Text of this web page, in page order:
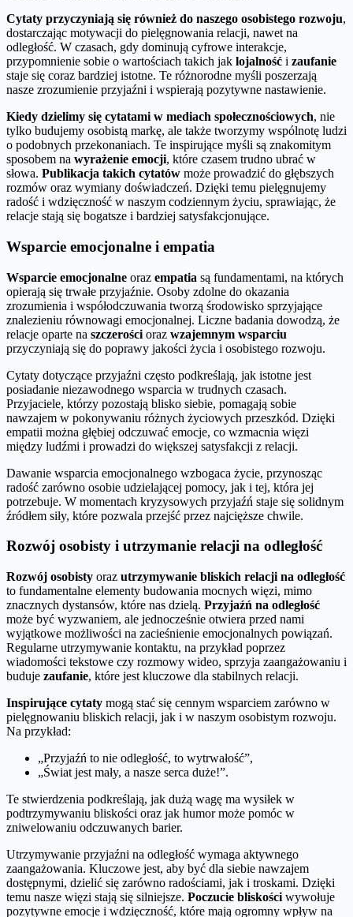
Cytaty przyczyniają się również do naszego osobistego rozwoju,
dostarczając motywacji do pielęgnowania relacji, nawet na
odległość. W czasach, gdy dominują cyfrowe interakcje,
przypomnienie sobie o wartościach takich jak lojalność i zaufanie
staje się coraz bardziej istotne. Te różnorodne myśli poszerzają
nasze zrozumienie przyjaźni i wspierają pozytywne nastawienie.
Kiedy dzielimy się cytatami w mediach społecznościowych, nie
tylko budujemy osobistą markę, ale także tworzymy wspólnotę ludzi
o podobnych przekonaniach. Te inspirujące myśli są znakomitym
sposobem na wyrażenie emocji, które czasem trudno ubrać w
słowa. Publikacja takich cytatów może prowadzić do głębszych
rozmów oraz wymiany doświadczeń. Dzięki temu pielęgnujemy
radość i wdzięczność w naszym codziennym życiu, sprawiając, że
relacje stają się bogatsze i bardziej satysfakcjonujące.
Wsparcie emocjonalne i empatia
Wsparcie emocjonalne oraz empatia są fundamentami, na których
opierają się trwałe przyjaźnie. Osoby zdolne do okazania
zrozumienia i współodczuwania tworzą środowisko sprzyjające
znalezieniu równowagi emocjonalnej. Liczne badania dowodzą, że
relacje oparte na szczerości oraz wzajemnym wsparciu
przyczyniają się do poprawy jakości życia i osobistego rozwoju.
Cytaty dotyczące przyjaźni często podkreślają, jak istotne jest
posiadanie niezawodnego wsparcia w trudnych czasach.
Przyjaciele, którzy pozostają blisko siebie, pomagają sobie
nawzajem w pokonywaniu różnych życiowych przeszkód. Dzięki
empatii można głębiej odczuwać emocje, co wzmacnia więzi
między ludźmi i prowadzi do większej satysfakcji z relacji.
Dawanie wsparcia emocjonalnego wzbogaca życie, przynosząc
radość zarówno osobie udzielającej pomocy, jak i tej, która jej
potrzebuje. W momentach kryzysowych przyjaźń staje się solidnym
źródłem siły, które pozwala przejść przez najcięższe chwile.
Rozwój osobisty i utrzymanie relacji na odległość
Rozwój osobisty oraz utrzymywanie bliskich relacji na odległość
to fundamentalne elementy budowania mocnych więzi, mimo
znacznych dystansów, które nas dzielą. Przyjaźń na odległość
może być wyzwaniem, ale jednocześnie otwiera przed nami
wyjątkowe możliwości na zacieśnienie emocjonalnych powiązań.
Regularne utrzymywanie kontaktu, na przykład poprzez
wiadomości tekstowe czy rozmowy wideo, sprzyja zaangażowaniu i
buduje zaufanie, które jest kluczowe dla stabilnych relacji.
Inspirujące cytaty mogą stać się cennym wsparciem zarówno w
pielęgnowaniu bliskich relacji, jak i w naszym osobistym rozwoju.
Na przykład:
„Przyjaźń to nie odległość, to wytrwałość”,
„Świat jest mały, a nasze serca duże!”.
Te stwierdzenia podkreślają, jak dużą wagę ma wysiłek w
podtrzymywaniu bliskości oraz jak humor może pomóc w
zniwelowaniu odczuwanych barier.
Utrzymywanie przyjaźni na odległość wymaga aktywnego
zaangażowania. Kluczowe jest, aby być dla siebie nawzajem
dostępnymi, dzielić się zarówno radościami, jak i troskami. Dzięki
temu nasze więzi stają się silniejsze. Poczucie bliskości wywołuje
pozytywne emocje i wdzięczność, które mają ogromny wpływ na